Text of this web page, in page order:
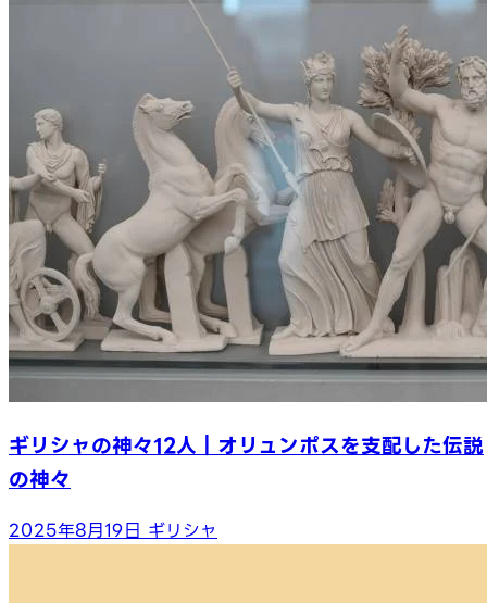
ギリシャの神々12人｜オリュンポスを支配した伝説
の神々
2025年8月19日 ギリシャ